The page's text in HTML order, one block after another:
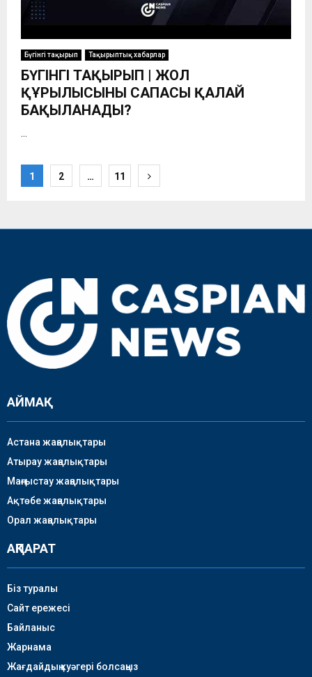
Бүгінгі тақырып Тақырыптық хабарлар
БҮГІНГІ ТАҚЫРЫП | ЖОЛ
ҚҰРЫЛЫСЫНЫҢ САПАСЫ ҚАЛАЙ
БАҚЫЛАНАДЫ?
Пагинация
1 2 … 11
АЙМАҚ
Астана жаңалықтары
Атырау жаңалықтары
Маңғыстау жаңалықтары
Ақтөбе жаңалықтары
Орал жаңалықтары
АҚПАРАТ
Біз туралы
Сайт ережесі
Байланыс
Жарнама
Жағдайдың куәгері болсаңыз